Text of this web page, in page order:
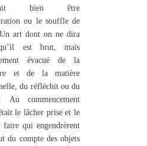
bien être
ou le souffle de
art dont on ne dira
est brut, mais
évacué de la
et de la matière
du réfléchit ou du
Au commencement
le lâcher prise et le
faire qui engendrèrent
du compte des objets